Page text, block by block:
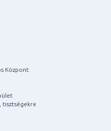
Központ
tisztségekre